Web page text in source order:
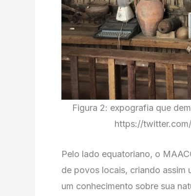
Figura 2: expografia que
https://
Pelo lado equatoriano, o
de povos locais, criando assim
um conhecimento sobre sua